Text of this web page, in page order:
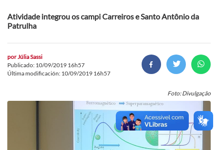
Atividade integrou os campi Carreiros e Santo Antônio da
Patrulha
porJúlia Sassi
Publicado: 10/09/2019 16h57
Última modificación: 10/09/2019 16h57
Foto: Divulgação